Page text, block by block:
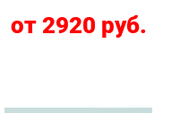
от 2920 руб.